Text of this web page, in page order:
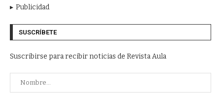
Publicidad
SUSCRÍBETE
Suscribirse para recibir noticias de Revista Aula